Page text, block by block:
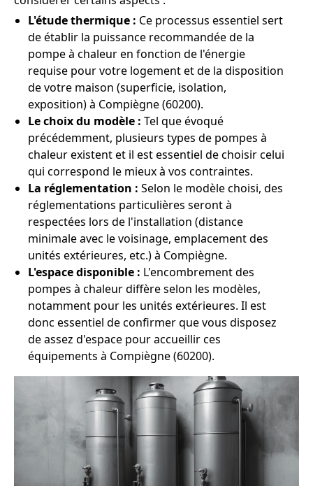
L'étude thermique : Ce processus essentiel sert
de établir la puissance recommandée de la
pompe à chaleur en fonction de l'énergie
requise pour votre logement et de la disposition
de votre maison (superficie, isolation,
exposition) à Compiègne (60200).
Le choix du modèle : Tel que évoqué
précédemment, plusieurs types de pompes à
chaleur existent et il est essentiel de choisir celui
qui correspond le mieux à vos contraintes.
La réglementation : Selon le modèle choisi, des
réglementations particulières seront à
respectées lors de l'installation (distance
minimale avec le voisinage, emplacement des
unités extérieures, etc.) à Compiègne.
L'espace disponible : L'encombrement des
pompes à chaleur diffère selon les modèles,
notamment pour les unités extérieures. Il est
donc essentiel de confirmer que vous disposez
de assez d'espace pour accueillir ces
équipements à Compiègne (60200).